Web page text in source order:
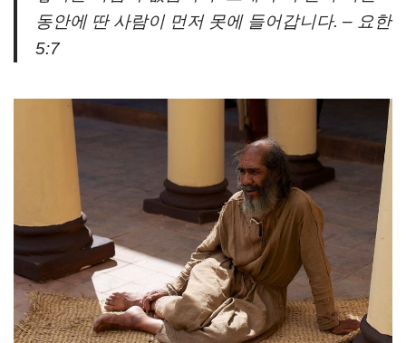
동안에 딴 사람이 먼저 못에 들어갑니다. – 요한
5:7